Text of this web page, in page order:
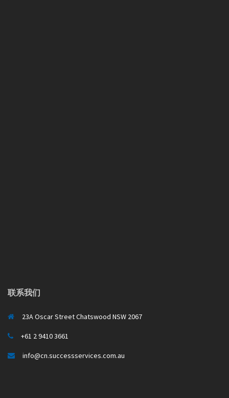
联系我们
23A Oscar Street Chatswood NSW 2067
+61 2 9410 3661
info@cn.successservices.com.au